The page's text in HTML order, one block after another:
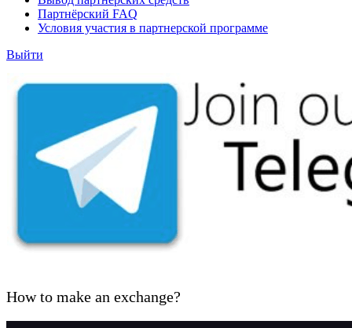
Партнёрский FAQ
Условия участия в партнерской программе
Выйти
How to make an exchange?